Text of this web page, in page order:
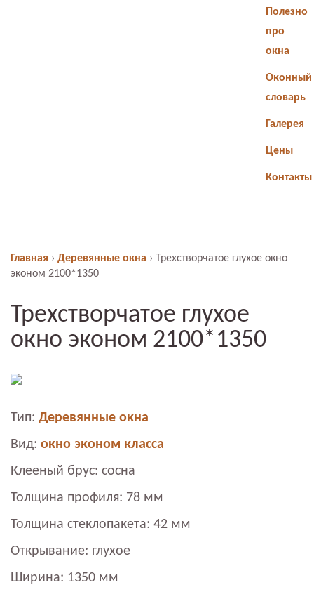
Полезно
про
окна
Оконный
словарь
Галерея
Цены
Контакты
Главная › Деревянные окна ›
Трехстворчатое глухое окно
эконом 2100*1350
Трехстворчатое глухое
окно эконом 2100*1350
Тип: Деревянные окна
Вид: окно эконом класса
Клееный брус: сосна
Толщина профиля: 78 мм
Толщина стеклопакета: 42 мм
Открывание: глухое
Ширина: 1350 мм